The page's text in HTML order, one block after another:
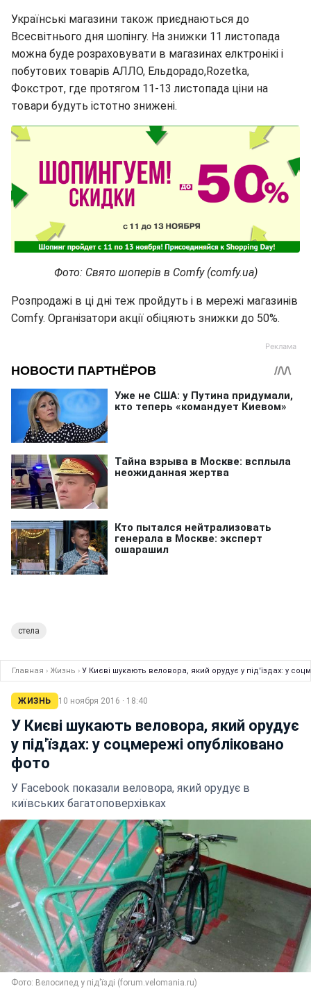
Українські магазини також приєднаються до
Всесвітнього дня шопінгу. На знижки 11 листопада
можна буде розраховувати в магазинах елктронікі і
побутових товарів АЛЛО, Ельдорадо,Rozetka,
Фокстрот, где протягом 11-13 листопада ціни на
товари будуть істотно знижені.
Фото: Свято шоперів в Comfy (comfy.ua)
Розпродажі в ці дні теж пройдуть і в мережі магазинів
Comfy. Організатори акції обіцяють знижки до 50%.
стела
Главная › Жизнь › У Києві шукають веловора, який орудує у під'їздах: у
ЖИЗНЬ 10 ноября 2016 · 18:40
У Києві шукають веловора, який орудує
у під'їздах: у соцмережі опубліковано
фото
У Facebook показали веловора, який орудує в
київських багатоповерхівках
Фото: Велосипед у під'їзді (forum.velomania.ru)